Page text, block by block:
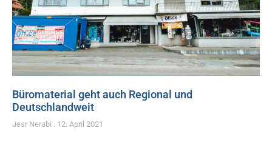
Büromaterial geht auch Regional und
Deutschlandweit
Jesr Nerabi 12. April 2021